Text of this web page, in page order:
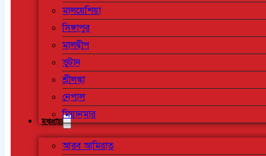
মালয়েশিয়া
সিঙ্গাপুর
মালদ্বীপ
ভুটান
শ্রীলঙ্কা
নেপাল
মিয়ানমার
মধ্যপ্রাচ্য
আরব আমিরাত